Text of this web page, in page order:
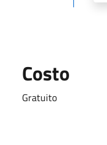
Costo
Gratuito